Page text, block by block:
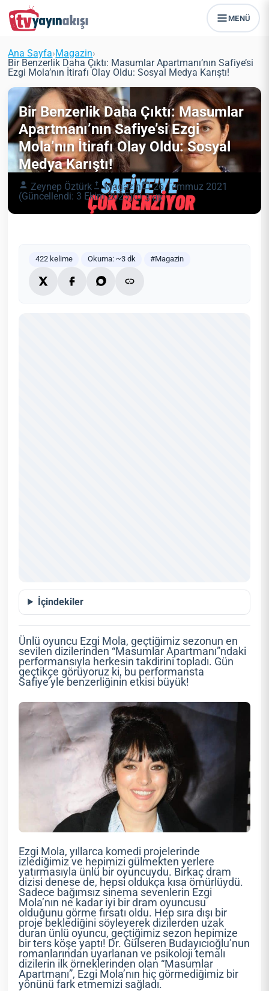
MENÜ
Ana Sayfa›Magazin›
Bir Benzerlik Daha Çıktı: Masumlar Apartmanı’nın Safiye’si
Ezgi Mola’nın İtirafı Olay Oldu: Sosyal Medya Karıştı!
Bir Benzerlik Daha Çıktı: Masumlar
Apartmanı’nın Safiye’si Ezgi
Mola’nın İtirafı Olay Oldu: Sosyal
Medya Karıştı!
Zeynep Öztürk Magazin
26 Temmuz 2021
(Güncellendi: 3 Ekim 2025)
3 dk
422 kelime Okuma: ~3 dk #Magazin
İçindekiler
Ünlü oyuncu Ezgi Mola, geçtiğimiz sezonun en
sevilen dizilerinden “Masumlar Apartmanı”ndaki
performansıyla herkesin takdirini topladı. Gün
geçtikçe görüyoruz ki, bu performansta
Safiye’yle benzerliğinin etkisi büyük!
Ezgi Mola, yıllarca komedi projelerinde
izlediğimiz ve hepimizi gülmekten yerlere
yatırmasıyla ünlü bir oyuncuydu. Birkaç dram
dizisi denese de, hepsi oldukça kısa ömürlüydü.
Sadece bağımsız sinema sevenlerin Ezgi
Mola’nın ne kadar iyi bir dram oyuncusu
olduğunu görme fırsatı oldu. Hep sıra dışı bir
proje beklediğini söyleyerek dizilerden uzak
duran ünlü oyuncu, geçtiğimiz sezon hepimize
bir ters köşe yaptı! Dr. Gülseren Budayıcıoğlu’nun
romanlarından uyarlanan ve psikoloji temalı
dizilerin ilk örneklerinden olan “Masumlar
Apartmanı”, Ezgi Mola’nın hiç görmediğimiz bir
yönünü fark etmemizi sağladı.